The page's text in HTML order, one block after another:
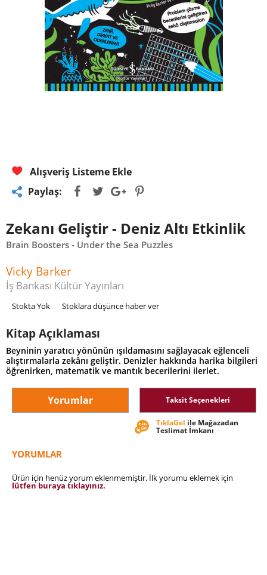
Alışveriş Listeme Ekle
Paylaş:
Zekanı Geliştir - Deniz Altı Etkinlik
Brain Boosters - Under the Sea Puzzles
Vicky Barker
İş Bankası Kültür Yayınları
Stokta Yok Stoklara düşünce haber ver
Kitap Açıklaması
Beyninin yaratıcı yönünün ışıldamasını sağlayacak eğlenceli
alıştırmalarla zekânı geliştir. Denizler hakkında harika bilgileri
öğrenirken, matematik ve mantık becerilerini ilerlet.
Yorumlar Taksit Seçenekleri
TıklaGel ile Mağazadan
Teslimat İmkanı
YORUMLAR
Ürün için henüz yorum eklenmemiştir. İlk yorumu eklemek için
lütfen buraya tıklayınız.